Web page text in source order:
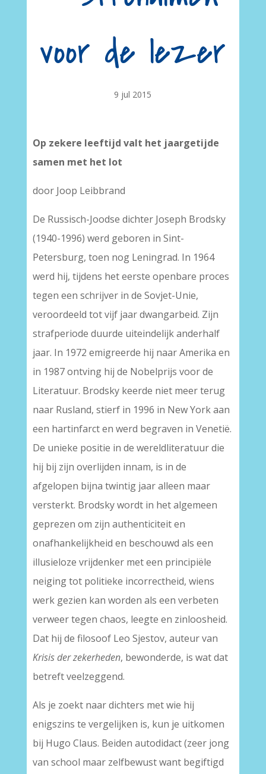
voor de lezer
9 jul 2015
Op zekere leeftijd valt het jaargetijde
samen met het lot
door Joop Leibbrand
De Russisch-Joodse dichter Joseph Brodsky
(1940-1996) werd geboren in Sint-
Petersburg, toen nog Leningrad. In 1964
werd hij, tijdens het eerste openbare proces
tegen een schrijver in de Sovjet-Unie,
veroordeeld tot vijf jaar dwangarbeid. Zijn
strafperiode duurde uiteindelijk anderhalf
jaar. In 1972 emigreerde hij naar Amerika en
in 1987 ontving hij de Nobelprijs voor de
Literatuur. Brodsky keerde niet meer terug
naar Rusland, stierf in 1996 in New York aan
een hartinfarct en werd begraven in Venetië.
De unieke positie in de wereldliteratuur die
hij bij zijn overlijden innam, is in de
afgelopen bijna twintig jaar alleen maar
versterkt. Brodsky wordt in het algemeen
geprezen om zijn authenticiteit en
onafhankelijkheid en beschouwd als een
illusieloze vrijdenker met een principiële
neiging tot politieke incorrectheid, wiens
werk gezien kan worden als een verbeten
verweer tegen chaos, leegte en zinloosheid.
Dat hij de filosoof Leo Sjestov, auteur van
Krisis der zekerheden, bewonderde, is wat dat
betreft veelzeggend.
Als je zoekt naar dichters met wie hij
enigszins te vergelijken is, kun je uitkomen
bij Hugo Claus. Beiden autodidact (zeer jong
van school maar zelfbewust want begiftigd